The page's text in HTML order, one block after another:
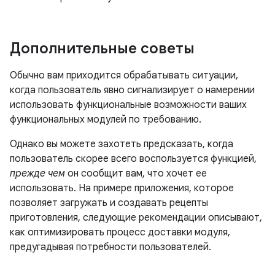
Дополнительные советы
Обычно вам приходится обрабатывать ситуации,
когда пользователь явно сигнализирует о намерении
использовать функциональные возможности ваших
функциональных модулей по требованию.
Однако вы можете захотеть предсказать, когда
пользователь скорее всего воспользуется функцией,
прежде чем он сообщит вам, что хочет ее
использовать. На примере приложения, которое
позволяет загружать и создавать рецепты
приготовления, следующие рекомендации описывают,
как оптимизировать процесс доставки модуля,
предугадывая потребности пользователей.